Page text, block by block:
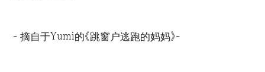
- 摘自于Yumi的《跳窗户逃跑的妈妈》-